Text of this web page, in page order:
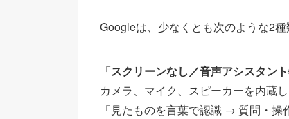
Googleは、少なくとも次のような2種
「スクリーンなし／音声アシスタント
カメラ、マイク、スピーカーを内蔵
「見たものを言葉で認識 → 質問・操